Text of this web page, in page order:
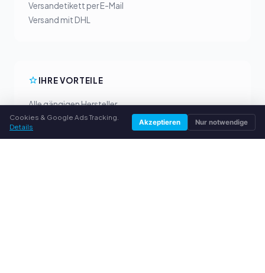
Versandetikett per E-Mail
Versand mit DHL
IHRE VORTEILE
Alle gängigen Hersteller
Faire Ankaufpreise
Geld vorab per PayPal
Cookies & Google Ads Tracking.
Details
Akzeptieren Nur notwendige